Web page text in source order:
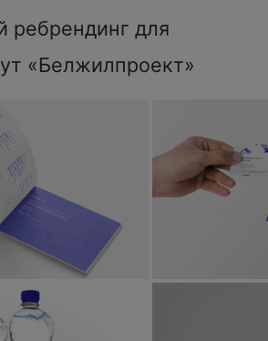
ребрендинг для
«Белжилпроект»